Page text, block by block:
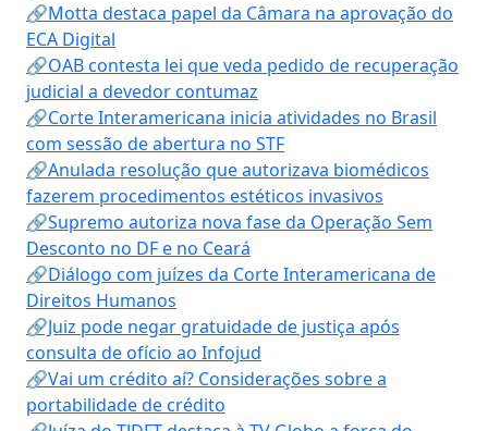
🔗Motta destaca papel da Câmara na aprovação do
ECA Digital
🔗OAB contesta lei que veda pedido de recuperação
judicial a devedor contumaz
🔗Corte Interamericana inicia atividades no Brasil
com sessão de abertura no STF
🔗Anulada resolução que autorizava biomédicos
fazerem procedimentos estéticos invasivos
🔗Supremo autoriza nova fase da Operação Sem
Desconto no DF e no Ceará
🔗Diálogo com juízes da Corte Interamericana de
Direitos Humanos
🔗Juiz pode negar gratuidade de justiça após
consulta de ofício ao Infojud
🔗Vai um crédito aí? Considerações sobre a
portabilidade de crédito